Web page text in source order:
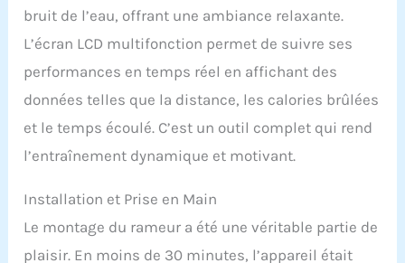
conforme à la norme ISO
termes de confort et de
d'ergonomie, tout en
robuste et stable. Sa
structure rigide en acier
aluminium apporte une
(siège monté sur
roulement à bille ). Le
rameur est garanti cinq
ans sur le châssis et
bruit de l’eau, offrant une ambiance relaxante.
L’écran LCD multifonction permet de suivre ses
performances en temps réel en affichant des
données telles que la distance, les calories brûlées
et le temps écoulé. C’est un outil complet qui rend
l’entraînement dynamique et motivant.
Installation et Prise en Main
Le montage du rameur a été une véritable partie de
plaisir. En moins de 30 minutes, l’appareil était